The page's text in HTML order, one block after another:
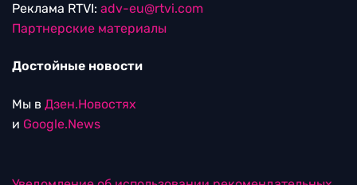
Реклама RTVI: adv-eu@rtvi.com
Партнерские материалы
Достойные новости
Мы в Дзен.Новостях
и Google.News